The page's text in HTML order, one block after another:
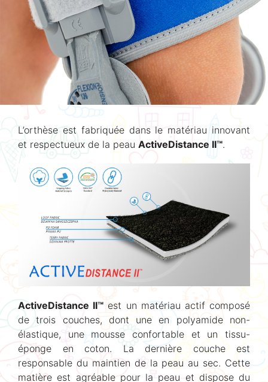
L’orthèse est fabriquée dans le matériau innovant
et respectueux de la peau ActiveDistance II™.
ActiveDistance II™ est un matériau actif composé
de trois couches, dont une en polyamide non-
élastique, une mousse confortable et un tissu-
éponge en coton. La dernière couche est
responsable du maintien de la peau au sec. Cette
matière est agréable pour la peau et dispose du